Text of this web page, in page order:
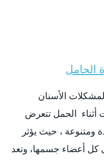
الحامل
الأسنان
أثناء الحمل تتعرض
ومتنوعة ، حيث يؤثر
كل أعضاء جسمها، وتعد